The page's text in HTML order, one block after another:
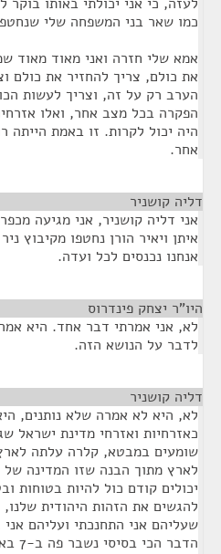
כמו שאר בני המשפחה שלי
אמא שלי חזרה ואני מאוד מאוד
את כולם, צריך להחזיר את כולם
הערב רק על זה, וצריך לעשות
הפקרה בכל מצב אחר, ואלו
היה יכול לקרות. זו באמת הייתה
אחר.
דליה קושניר
אני דליה קושניר, אני מגיעה
איתן ויאיר הורן נחטפו מקיבוץ
אנחנו נכנסים לכל ועדה.
היו"ר יצחק פינדרוס
לא, אני אמרתי דבר אחד. היא
לדבר על הנושא הזה.
דליה קושניר
לא, היא לא אמרה שלא נותנים,
כאזרחיות ואזרחי מדינת ישראל
שומעים במבטא, קלרה עלתה
לארץ מתוך הבנה שזו המדינה של
יכולים קודם כול להיות בטוחות
להגשים את הזהות היהודית שלנו,
שעליהם אני התחנכתי ועליהם
הדבר הכי בסיסי נשבר פה ב-7 באוקטובר.